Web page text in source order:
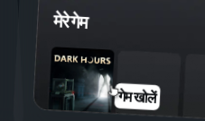
मेरे गेम
गेम खोलें